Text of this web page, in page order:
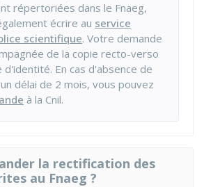
répertoriées dans le Fnaeg,
écrire au service
scientifique. Votre demande
de la copie recto-verso
En cas d'absence de
délai de 2 mois, vous pouvez
à la Cnil.
la rectification des
au Fnaeg ?